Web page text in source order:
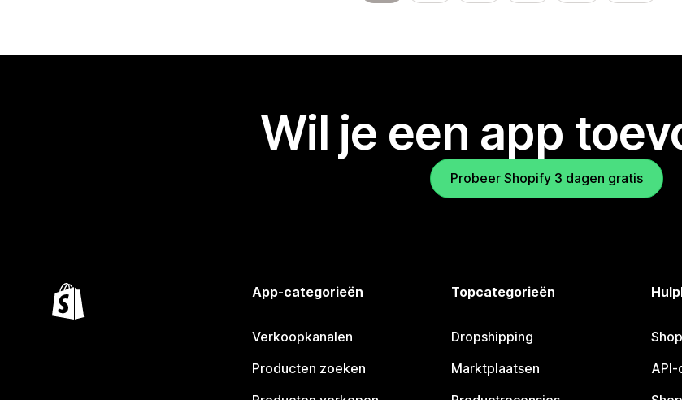
Wil je een app
Probeer Shopify 3 dagen gratis
App-categorieën
Verkoopkanalen
Producten zoeken
Topcategorieën
Dropshipping
Marktplaatsen